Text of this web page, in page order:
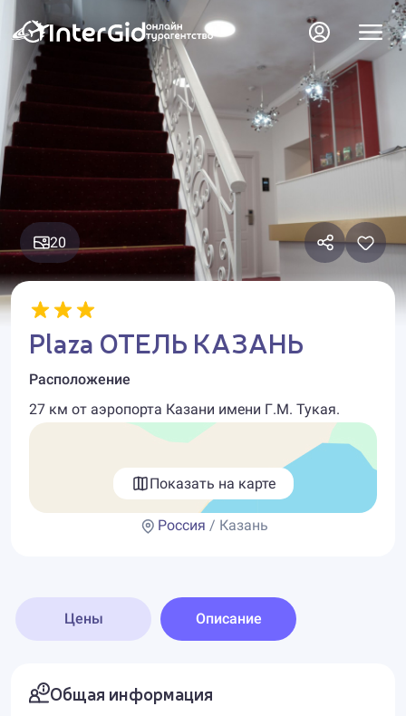
20
Plaza ОТЕЛЬ КАЗАНЬ
Расположение
27 км от аэропорта Казани имени Г.М. Тукая.
Показать на карте
Россия / Казань
Цены Описание
Общая информация